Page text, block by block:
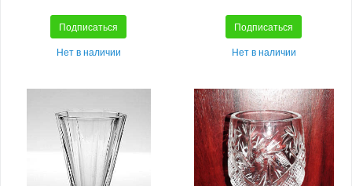
Подписаться
Нет в наличии
Подписаться
Нет в наличии